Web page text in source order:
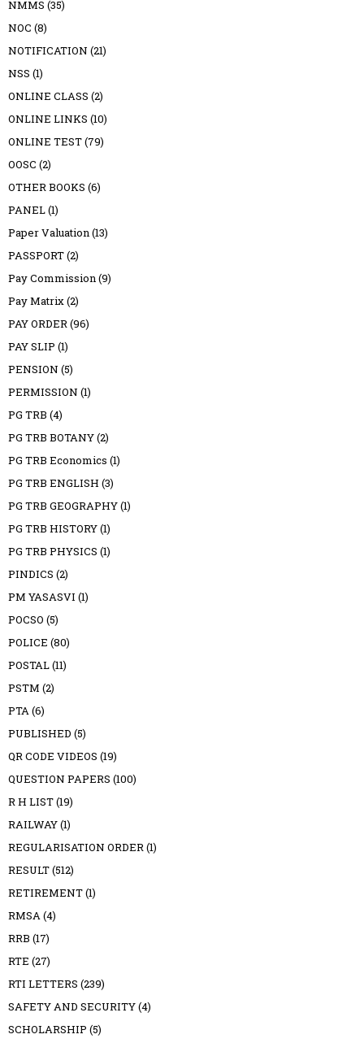
NMMS (35)
NOC (8)
NOTIFICATION (21)
NSS (1)
ONLINE CLASS (2)
ONLINE LINKS (10)
ONLINE TEST(79)
OOSC (2)
OTHER BOOKS (6)
PANEL(1)
Paper Valuation(13)
PASSPORT(2)
Pay Commission(9)
Pay Matrix(2)
PAY ORDER(96)
PAY SLIP (1)
PENSION (5)
PERMISSION (1)
PG TRB (4)
PG TRB BOTANY(2)
PG TRB Economics (1)
PG TRB ENGLISH (3)
PG TRB GEOGRAPHY(1)
PG TRB HISTORY(1)
PG TRB PHYSICS (1)
PINDICS (2)
PM YASASVI (1)
POCSO (5)
POLICE (80)
POSTAL(11)
PSTM (2)
PTA(6)
PUBLISHED (5)
QR CODE VIDEOS (19)
QUESTION PAPERS (100)
R H LIST(19)
RAILWAY(1)
REGULARISATION ORDER(1)
RESULT(512)
RETIREMENT(1)
RMSA(4)
RRB (17)
RTE (27)
RTI LETTERS (239)
SAFETY AND SECURITY(4)
SCHOLARSHIP (5)